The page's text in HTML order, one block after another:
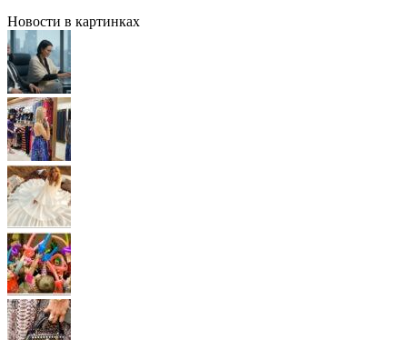
Новости в картинках